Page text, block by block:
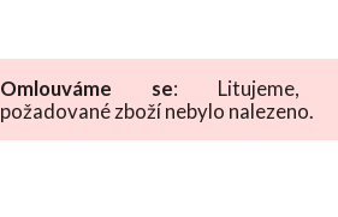
Omlouváme se: Litujeme,
požadované zboží nebylo nalezeno.